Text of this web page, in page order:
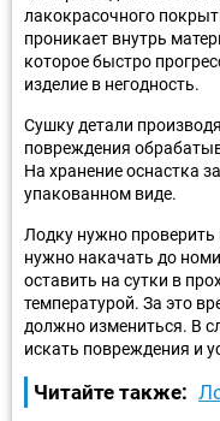
лакокрасочного
проникает внутрь
которое быстро
изделие в негодность.
Сушку детали
повреждения
На хранение оснастка
упакованном виде.
Лодку нужно проверить
нужно накачать до
оставить на сутки в
температурой. За это
должно измениться. В
искать повреждения и
Читайте также: